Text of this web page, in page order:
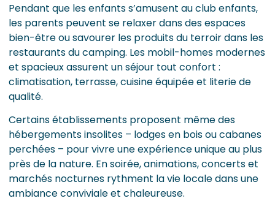
Pendant que les enfants s’amusent au club enfants,
les parents peuvent se relaxer dans des espaces
bien-être ou savourer les produits du terroir dans les
restaurants du camping. Les mobil-homes modernes
et spacieux assurent un séjour tout confort :
climatisation, terrasse, cuisine équipée et literie de
qualité.
Certains établissements proposent même des
hébergements insolites – lodges en bois ou cabanes
perchées – pour vivre une expérience unique au plus
près de la nature. En soirée, animations, concerts et
marchés nocturnes rythment la vie locale dans une
ambiance conviviale et chaleureuse.